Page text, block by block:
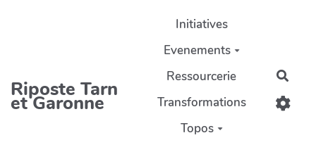
Riposte Tarn
et Garonne
Initiatives
Evenements
Ressourcerie
Transformations
Topos